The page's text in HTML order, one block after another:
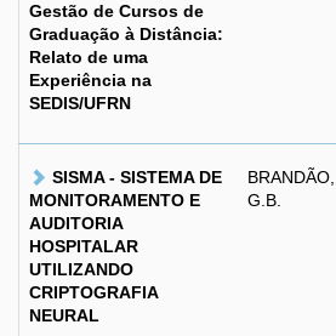
Gestão de Cursos de
Graduação à Distância:
Relato de uma
Experiência na
SEDIS/UFRN
SISMA - SISTEMA DE
MONITORAMENTO E
AUDITORIA
HOSPITALAR
UTILIZANDO
CRIPTOGRAFIA
NEURAL
BRANDÃO,
G.B.